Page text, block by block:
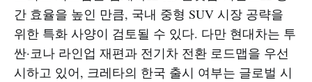
간 효율을 높인 만큼, 국내 중형 SUV 시장 공략을
위한 특화 사양이 검토될 수 있다. 다만 현대차는 투
싼·코나 라인업 재편과 전기차 전환 로드맵을 우선
시하고 있어, 크레타의 한국 출시 여부는 글로벌 시